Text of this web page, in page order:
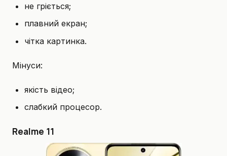
не гріється;
плавний екран;
чітка картинка.
Мінуси:
якість відео;
слабкий процесор.
Realme 11